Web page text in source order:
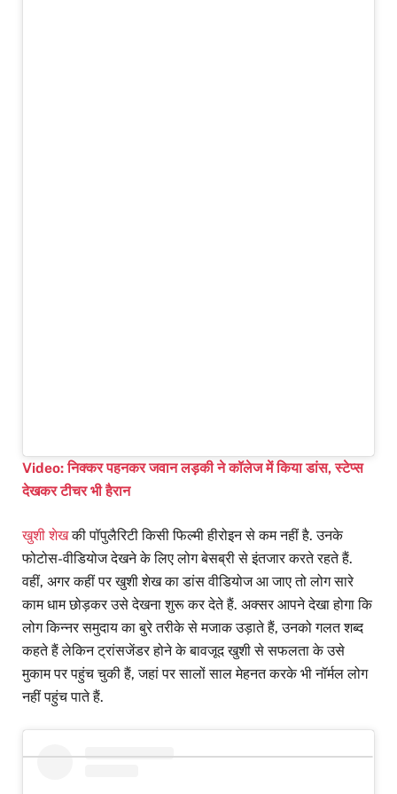
Video: निक्कर पहनकर जवान लड़की ने कॉलेज में किया डांस, स्टेप्स
देखकर टीचर भी हैरान
खुशी शेखकी पॉपुलैरिटी किसी फिल्मी हीरोइन से कम नहीं है. उनके
फोटोस-वीडियोज देखने के लिए लोग बेसब्री से इंतजार करते रहते हैं.
वहीं, अगर कहीं पर खुशी शेख का डांस वीडियोज आ जाए तो लोग सारे
काम धाम छोड़कर उसे देखना शुरू कर देते हैं. अक्सर आपने देखा होगा कि
लोग किन्नर समुदाय का बुरे तरीके से मजाक उड़ाते हैं, उनको गलत शब्द
कहते हैं लेकिन ट्रांसजेंडर होने के बावजूद खुशी से सफलता के उसे
मुकाम पर पहुंच चुकी हैं, जहां पर सालों साल मेहनत करके भी नॉर्मल लोग
नहीं पहुंच पाते हैं.